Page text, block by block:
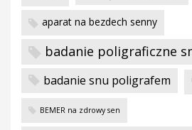
aparat na bezdech senny
badanie poligraficzne
badanie snu poligrafem
BEMER na zdrowy sen